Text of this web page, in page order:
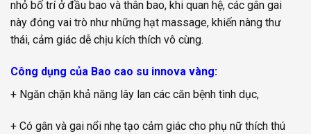
nhỏ bố trí ở đầu bao và thân bao, khi quan hệ, các gân gai
này đóng vai trò như những hạt massage, khiến nàng thư
thái, cảm giác dễ chịu kích thích vô cùng.
Công dụng của Bao cao su innova vàng:
+ Ngăn chặn khả năng lây lan các căn bệnh tình dục,
+ Có gân và gai nổi nhẹ tạo cảm giác cho phụ nữ thích thú